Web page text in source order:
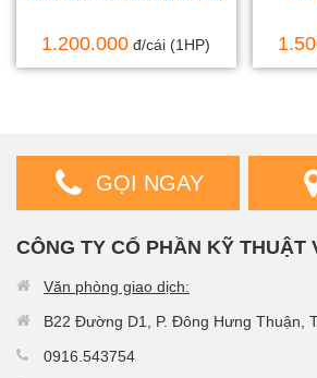
1.200.000 đ/cái (1HP)
GỌI NGAY
CÔNG TY CỔ PHẦN KỸ THUẬT
Văn phòng giao dịch:
B22 Đường D1, P. Đông Hưng Thuận,
0916.543754